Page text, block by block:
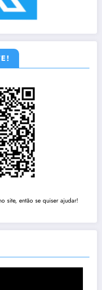
site, então se quiser ajudar!